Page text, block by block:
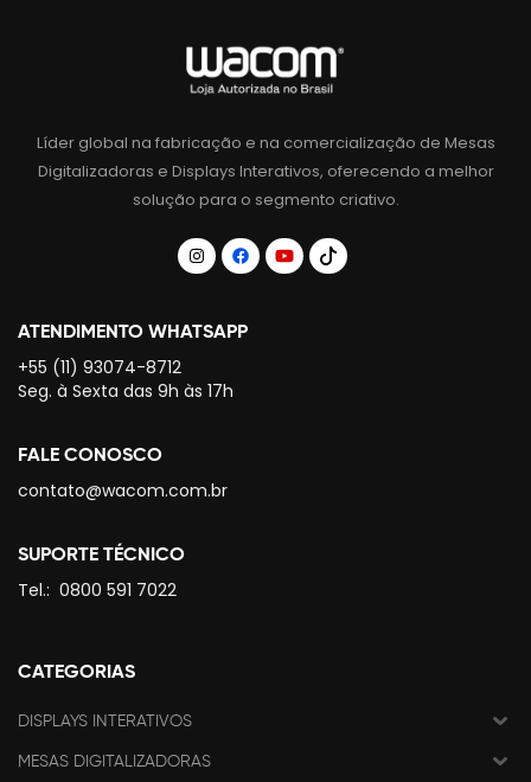
Líder global na fabricação e na comercialização de Mesas
Digitalizadoras e Displays Interativos, oferecendo a melhor
solução para o segmento criativo.
ATENDIMENTO WHATSAPP
+55 (11) 93074-8712
Seg. à Sexta das 9h às 17h
FALE CONOSCO
contato@wacom.com.br
SUPORTE TÉCNICO
Tel.: 0800 591 7022
CATEGORIAS
DISPLAYS INTERATIVOS
MESAS DIGITALIZADORAS